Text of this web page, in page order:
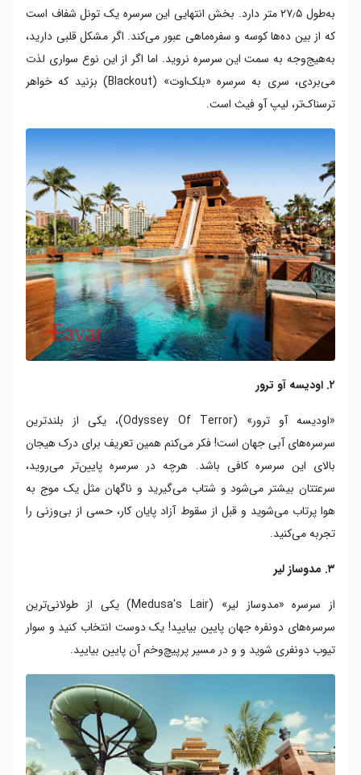
به‌طول ۲۷٫۵ متر دارد. بخش انتهایی این سرسره یک تونل شفاف است
که از بین ده‌ها کوسه و سفره‌ماهی عبور می‌کند. اگر مشکل قلبی دارید،
به‌هیج‌وجه به سمت این سرسره نروید. اما اگر از این نوع سواری لذت
می‌بردی، سری به سرسره «بلک‌اوت» (Blackout) بزنید که خواهر
ترسناک‌تر، لیپ آو فیث است.
۲. اودیسه آو ترور
«اودیسه آو ترور» (Odyssey Of Terror)، یکی از بلندترین
سرسره‌های آبی جهان است! فکر می‌کنم همین تعریف برای درک هیجان
بالای این سرسره کافی باشد. هرچه در سرسره پایین‌تر می‌روید،
سرعتتان بیشتر می‌شود و شتاب می‌گیرید و ناگهان مثل یک موج به
هوا پرتاب می‌شوید و قبل از سقوط آزاد پایان کار، حسی از بی‌وزنی را
تجربه می‌کنید.
۳. مدوساز لیر
از سرسره «مدوساز لیر» (Medusa's Lair) یکی از طولانی‌ترین
سرسره‌های دونفره جهان پایین بیایید! یک دوست انتخاب کنید و سوار
تیوب دونفری شوید و و در مسیر پرپیچ‌وخم آن پایین بیایید.